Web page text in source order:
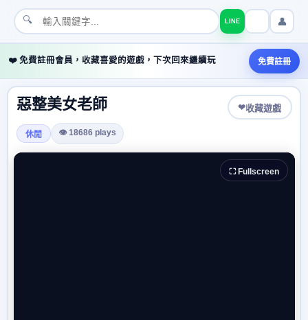
🔍 LINE 👤
❤️ 免費註冊會員，收藏喜愛的遊戲，下次回來繼續玩 免費註冊
惡整美女老師 ❤收藏遊戲
休閒 👁 18686 plays
⛶ Fullscreen